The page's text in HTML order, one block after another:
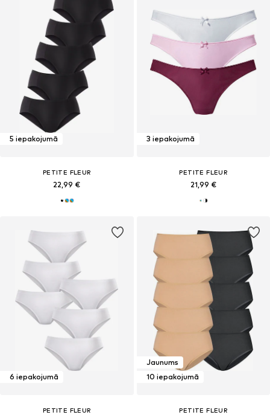
5 iepakojumā
PETITE FLEUR
22,99 €
3 iepakojumā
PETITE FLEUR
21,99 €
6 iepakojumā
PETITE FLEUR
Jaunums
10 iepakojumā
PETITE FLEUR